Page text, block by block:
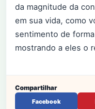
da magnitude da
em sua vida, como
sentimento de
mostrando a eles o
Compartilhar
Facebook